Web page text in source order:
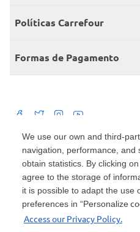
We use our own and third-
navigation, performance, and
obtain statistics. By clicking
agree to the storage of
it is possible to adapt the use
preferences in “Personalize
Access our Privacy Policy.
Consumidor.gov
Grupo Carrefour Brasil
Produtos Carrefour
Políticas Carrefour
Políticas de entregas
Políticas de trocas e
Formas de Pagamento
Mercado: Carrefour Comércio e
nº 420, Empresarial Gato Preto,
45.543.915/0846-95
Drogaria: Carrefour Comercio e
15187, Loja 104/105/106 Bloco A
CEP 04794-000 | CNPJ: 45.543.915/
Envio de documentos administrativos
Tamboré, Barueri - SP | CEP 06460-020